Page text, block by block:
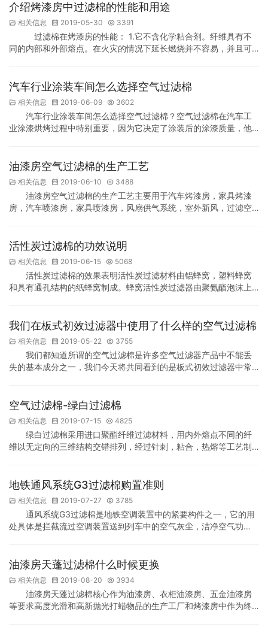
过滤5μm以上的尘埃粒子，一般用于通风设备
外空气接触的地方，一般都搭配其他效率的空
气过滤器产品同时使用。 初效过滤棉特点：
1、采用高性能，高强度抗断裂的PET有机合成
介绍烤漆房中过滤棉的性能和用途
相关信息 2019-05-30 3391
过滤棉在烤漆房的性能： 1.它不含化学粘合剂。纤维具有不
同的内部和外部熔点。在火灾的情况下延长燃烧并不容易，并且可
房的用途： 1.适用于涂装系统，在涂装车间预过滤。 2.适用于外部
治，空调工业和工业废气，污水…
汽车行业涂装车间怎么选择空气过滤棉
相关信息 2019-06-09 3602
汽车行业涂装车间怎么选择空气过滤棉？空气过滤棉在汽车工
业涂漆烘烤过程中特别重要，因为它决定了涂装后的涂漆质量，他
了生产进度和产品质量，增加了人工成本的成本负担。 那么如何控
结了几点，供您参考： 一，选择合格，有责任心和责任心制…
油漆房空气过滤棉的生产工艺
相关信息 2019-06-10 3488
油漆房空气过滤棉的生产工艺主要用于汽车烤漆房，家具烤漆
房，汽车喷漆房，家具喷漆房，风扇供气系统，室外新风，过滤空
油漆房空气过滤棉的生产工艺 1：混纺棉:根据客户的不同要求，我
后，我们将混合器倒入混合器中并通过机器旋转。目的是把…
活性炭过滤棉的功效说明
相关信息 2019-06-15 5068
活性炭过滤棉的效果表明活性炭过滤材料由铝蜂窝，塑料蜂窝
和具有通孔结构的纸蜂窝制成。蜂窝活性炭过滤器由聚氨酯泡沫上
恶臭气体和含有微量气体的低浓度和高容量气体。废气可在吸附，
附材料。该结构由铝蜂窝，塑料蜂窝和纸蜂窝作为载体…
我们在板式初效过滤器中使用了什么样的空气过滤棉
相关信息 2019-05-22 3755
我们都知道所谓的空气过滤棉是许多空气过滤器产品中不能丢
失的基本成分之一，我们今天将共同看到的是板式初效过滤器中常
容量等特点。广泛应用于多种通风过滤系统，特别是粗效和耐高温
的材料。其效率涵盖粗，中，高效率。它是一种新兴的过滤…
空气过滤棉-绿白过滤棉
相关信息 2019-07-15 4825
绿白过滤棉采用进口聚酯纤维过滤材料，用内外熔点不同的纤
维以无定向的三维结构交错排列，经过针刺，粘合，热熔等工艺制
料密度逐级加高，形成递梯结构。 4，性好，等级达到UL2。 绿白
器，适用于中央空调和集中通风系统预过滤，大型…
地铁通风系统G3过滤棉购置准则
相关信息 2019-07-27 3785
通风系统G3过滤棉是地铁空调装置中的紧要构件之一，它的用
处具体是拦截流过空调装置送到列车中的空气灰尘，洁净空气功
守原来车辆设置的G3过滤棉开展购置。倘若有必要更换G3过滤棉各
等级、级别、阻力、容尘数量等参数)。 新购置…
油漆房天蓬过滤棉什么时候更换
相关信息 2019-08-20 3934
油漆房天蓬过滤棉核心作为油漆房、衣柜油漆房、五金油漆房
等要求高度光滑和高新抛光打蜡物品的生产工厂和烤漆房中作为终